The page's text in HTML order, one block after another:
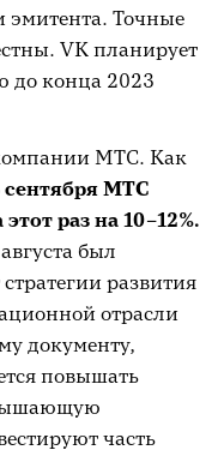
эмитента. Точные
VK планирует
до конца 2023
МТС. Как
сентября МТС
раз на 10–12%.
был
развития
отрасли
документу,
повышать
часть